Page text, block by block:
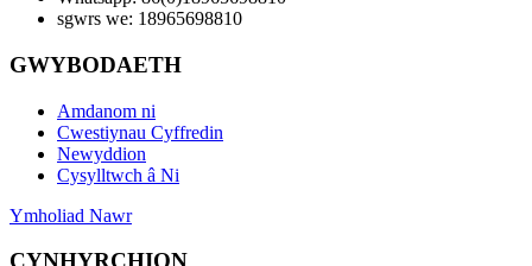
sgwrs we: 18965698810
GWYBODAETH
Amdanom ni
Cwestiynau Cyffredin
Newyddion
Cysylltwch â Ni
Ymholiad Nawr